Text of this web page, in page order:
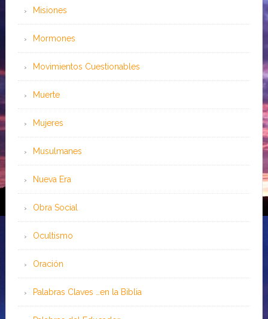
Misiones
Mormones
Movimientos Cuestionables
Muerte
Mujeres
Musulmanes
Nueva Era
Obra Social
Ocultismo
Oración
Palabras Claves …en la Biblia